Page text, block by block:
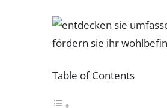
Table of Contents